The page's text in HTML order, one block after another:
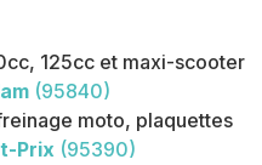
125cc et maxi-scooter
(95840)
moto, plaquettes
Prix (95390)